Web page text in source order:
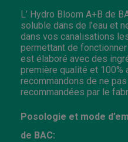
L’ Hydro Bloom A+B de
soluble dans de l’eau et
dans vos canalisations
permettant de
est élaboré avec des
première qualité et 100%
recommandons de ne
recommandées par le
Posologie et mode
de BAC: